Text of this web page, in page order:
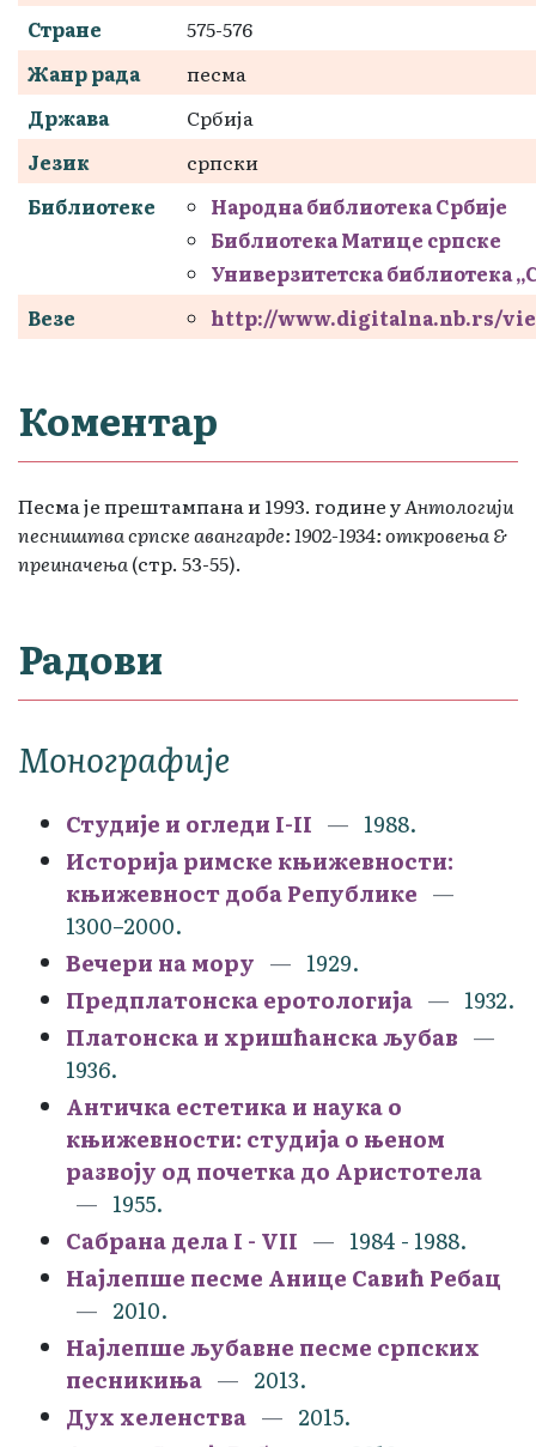
Стране
575-576
Жанр рада
песма
Држава
Србија
Језик
српски
Библиотеке
Народна библиотека Србије
Библиотека Матице српске
Универзитетска библиотека
Везе
http://www.digitalna.nb.rs/view/
Коментар
Песма је прештампана и 1993. године уАнтологији
песништва српске авангарде: 1902-1934: откровења &
преиначења(стр. 53-55).
Радови
Монографије
Студије и огледи I-II
1988.
Историја римске књижевности:
књижевност доба Републике
1300–2000.
Вечери на мору
1929.
Предплатонска еротологија
1932.
Платонска и хришћанска љубав
1936.
Античка естетика и наука о
књижевности: студија о њеном
развоју од почетка до Аристотела
1955.
Сабрана дела I - VII
1984 - 1988.
Најлепше песме Анице Савић Ребац
2010.
Најлепше љубавне песме српских
песникиња
2013.
Дух хеленства
2015.